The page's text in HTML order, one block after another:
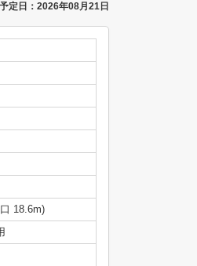
定日：2026年08月21日
18.6m)